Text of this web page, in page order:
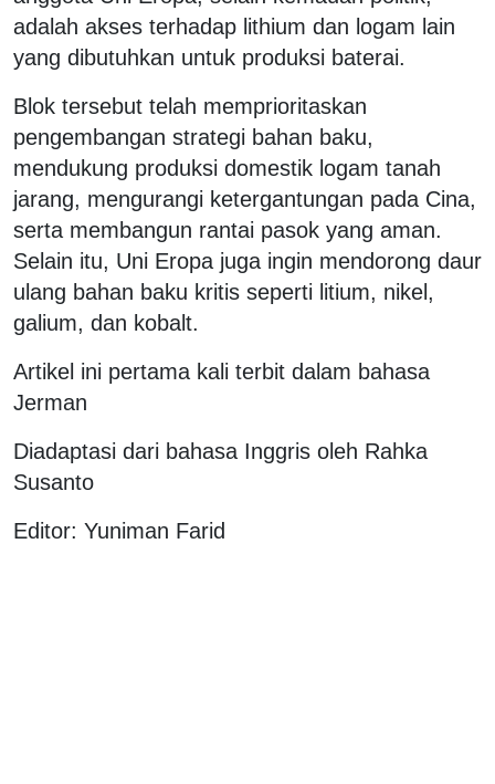
adalah akses terhadap lithium dan logam lain
yang dibutuhkan untuk produksi baterai.
Blok tersebut telah memprioritaskan
pengembangan strategi bahan baku,
mendukung produksi domestik logam tanah
jarang, mengurangi ketergantungan pada Cina,
serta membangun rantai pasok yang aman.
Selain itu, Uni Eropa juga ingin mendorong daur
ulang bahan baku kritis seperti litium, nikel,
galium, dan kobalt.
Artikel ini pertama kali terbit dalam bahasa
Jerman
Diadaptasi dari bahasa Inggris oleh Rahka
Susanto
Editor: Yuniman Farid